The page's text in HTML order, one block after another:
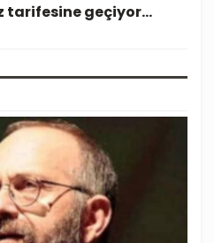
tarifesine geçiyor…